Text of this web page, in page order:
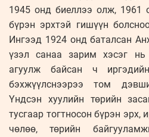
1945 онд биеллээ олж,
бүрэн эрхтэй гишүүн
Ингээд 1924 онд баталсан
үзэл санаа зарим хэсэг
агуулж байсан ч
бэхжүүлснээрээ том
Үндсэн хуулийн төрийн
тусгаар тогтносон бүрэн эрх,
чөлөө, төрийн